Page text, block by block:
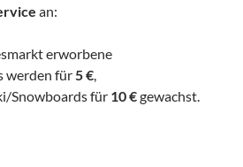
an:
erworbene
werden für 5 €,
Snowboards für 10 €gewachst.